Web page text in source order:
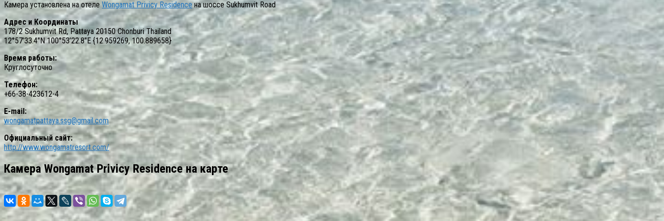
Камера установлена на отеле Wongamat Privicy Residenceна шоссе Sukhumvit Road
Адрес и Координаты
178/2 Sukhumvit Rd, Pattaya 20150 Chonburi Thailand
12°57’33.4″N 100°53’22.8″E {12.959269, 100.889658}
Время работы:
Круглосуточно
Телефон:
+66-38-423612-4
E-mail:
wongamatpattaya.ssg@gmail.com
Официальный сайт:
http://www.wongamatresort.com/
Камера Wongamat Privicy Residence на карте